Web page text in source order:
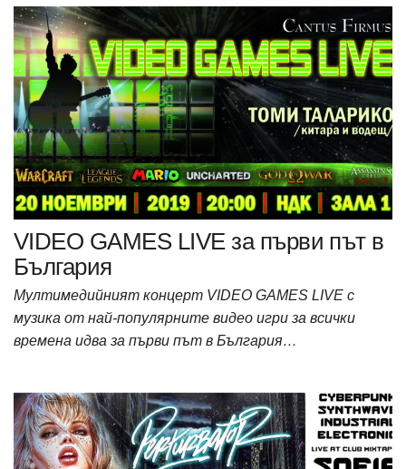
VIDEO GAMES LIVE за първи път в
България
Мултимедийният концерт VIDEO GAMES LIVE с
музика от най-популярните видео игри за всички
времена идва за първи път в България…